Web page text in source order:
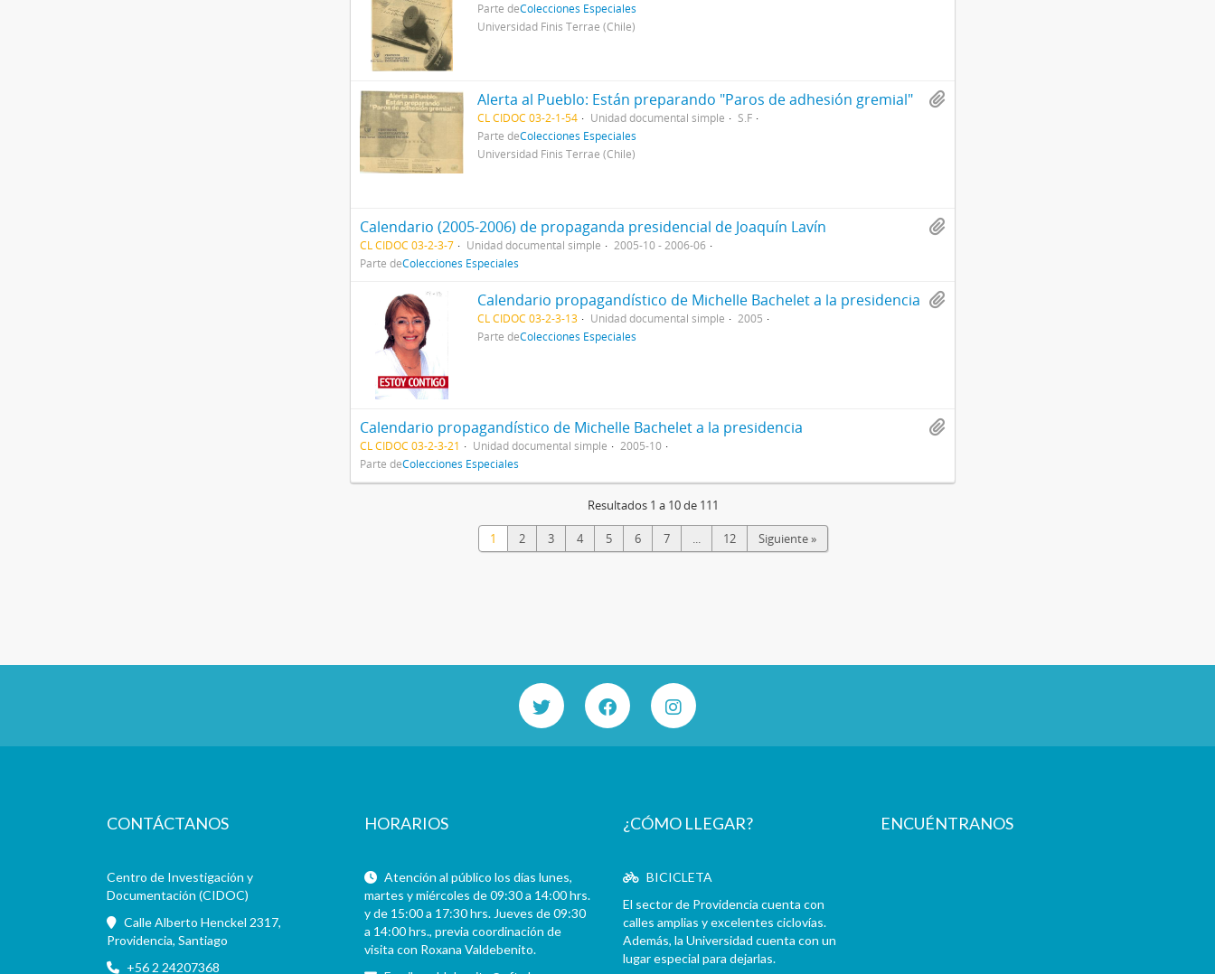
Parte deColecciones Especiales
Universidad Finis Terrae (Chile)
Alerta al Pueblo: Están preparando "Paros de adhesión gremial"
CL CIDOC 03-2-1-54 Unidad documental simple
S.F
Parte deColecciones Especiales
Universidad Finis Terrae (Chile)
Calendario (2005-2006) de propaganda presidencial de Joaquín Lavín
CL CIDOC 03-2-3-7 Unidad documental simple
2005-10 - 2006-06
Parte deColecciones Especiales
Calendario propagandístico de Michelle Bachelet a la presidencia
CL CIDOC 03-2-3-13 Unidad documental simple
2005
Parte deColecciones Especiales
Calendario propagandístico de Michelle Bachelet a la presidencia
CL CIDOC 03-2-3-21 Unidad documental simple
2005-10
Parte deColecciones Especiales
Resultados 1 a 10 de 111
1 2 3 4 5 6 7 ... 12 Siguiente »
CONTÁCTANOS
Centro de Investigación y
Documentación (CIDOC)
Calle Alberto Henckel 2317,
Providencia, Santiago
+56 2 24207368
HORARIOS
Atención al público los días lunes,
martes y miércoles de 09:30 a 14:00 hrs.
y de 15:00 a 17:30 hrs. Jueves de 09:30
a 14:00 hrs., previa coordinación de
visita con Roxana Valdebenito.
¿CÓMO LLEGAR?
BICICLETA
El sector de Providencia cuenta con
calles amplias y excelentes ciclovías.
Además, la Universidad cuenta con un
lugar especial para dejarlas.
ENCUÉNTRANOS